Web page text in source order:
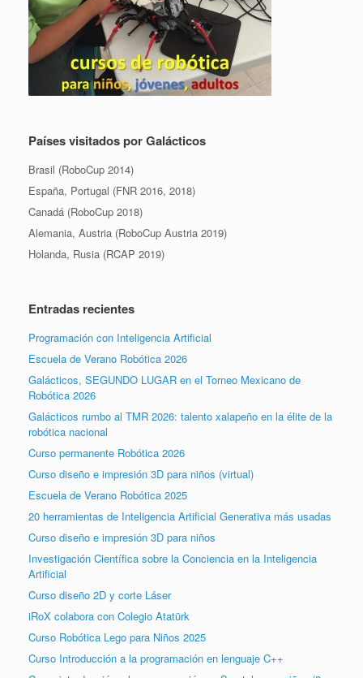
Países visitados por Galácticos
Brasil (RoboCup 2014)
España, Portugal (FNR 2016, 2018)
Canadá (RoboCup 2018)
Alemania, Austria (RoboCup Austria 2019)
Holanda, Rusia (RCAP 2019)
Entradas recientes
Programación con Inteligencia Artificial
Escuela de Verano Robótica 2026
Galácticos, SEGUNDO LUGAR en el Torneo Mexicano de
Robótica 2026
Galácticos rumbo al TMR 2026: talento xalapeño en la élite de la
robótica nacional
Curso permanente Robótica 2026
Curso diseño e impresión 3D para niños (virtual)
Escuela de Verano Robótica 2025
20 herramientas de Inteligencia Artificial Generativa más usadas
Curso diseño e impresión 3D para niños
Investigación Científica sobre la Conciencia en la Inteligencia
Artificial
Curso diseño 2D y corte Láser
iRoX colabora con Colegio Atatürk
Curso Robótica Lego para Niños 2025
Curso Introducción a la programación en lenguaje C++